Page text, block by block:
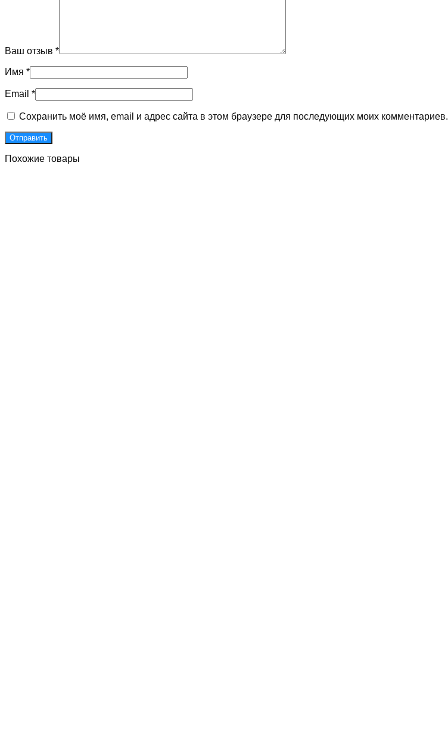
Ваш отзыв *
Имя *
Email *
Сохранить моё имя, email и адрес сайта в этом браузере для последующих моих комментариев.
Похожие товары